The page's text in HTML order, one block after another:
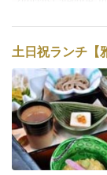
土日祝ランチ【